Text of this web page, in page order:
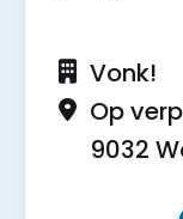
Vonk!
Op
9032